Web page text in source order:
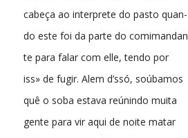
cabeça ao interprete do pasto quan-
do este foi da parte do comimandan
te para falar com elle, tendo por
iss» de fugir. Alem d’ssó, soúbamos
quê o soba estava reúnindo muita
gente para vir aqui de noite matar